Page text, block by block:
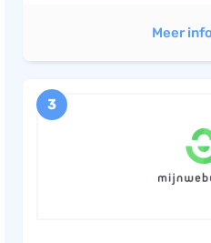
Meer
3